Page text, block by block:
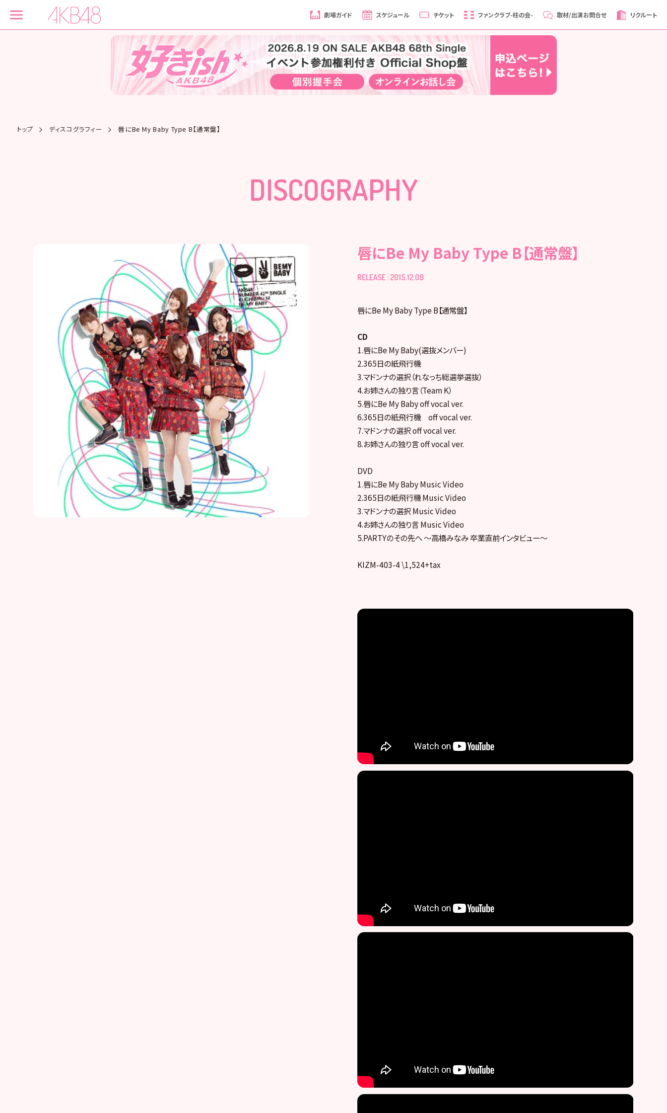
劇場ガイド スケジュール チケット ファンクラブ-柱の会- 取材/出演お問合せ リクルート
トップ ディスコグラフィー 唇にBe My Baby Type B【通常盤】
DISCOGRAPHY
唇にBe My Baby Type B【通常盤】
RELEASE : 2015.12.09
唇にBe My Baby Type B【通常盤】
CD
1.唇にBe My Baby(選抜メンバー)
2.365日の紙飛行機
3.マドンナの選択（れなっち総選挙選抜）
4.お姉さんの独り言（Team K）
5.唇にBe My Baby off vocal ver.
6.365日の紙飛行機 off vocal ver.
7.マドンナの選択 off vocal ver.
8.お姉さんの独り言 off vocal ver.
DVD
1.唇にBe My Baby Music Video
2.365日の紙飛行機 Music Video
3.マドンナの選択 Music Video
4.お姉さんの独り言 Music Video
5.PARTYのその先へ ～高橋みなみ 卒業直前インタビュー～
KIZM-403-4 \1,524+tax